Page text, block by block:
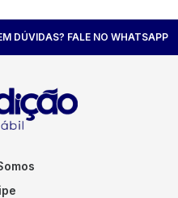
DÚVIDAS? FALE NO WHATSAPP